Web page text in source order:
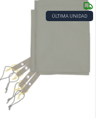
ÚLTIMA UNIDAD